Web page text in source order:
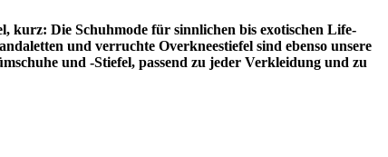
kurz: Die Schuhmode für sinnlichen bis exotischen Life-
und verruchte Overkneestiefel sind ebenso unsere
und -Stiefel, passend zu jeder Verkleidung und zu